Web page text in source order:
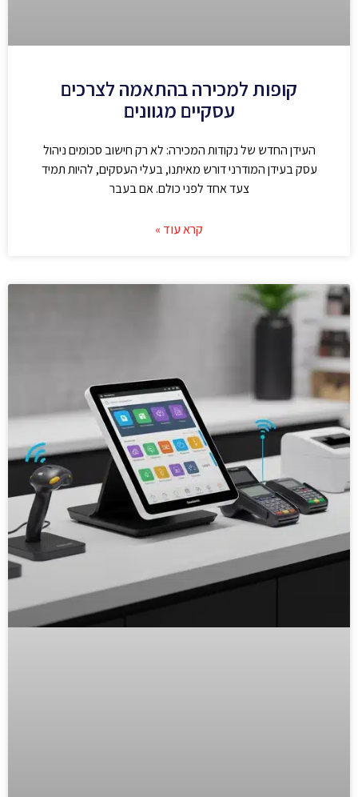
קופות למכירה בהתאמה לצרכים
עסקיים מגוונים
העידן החדש של נקודות המכירה: לא רק חישוב סכומים ניהול
עסק בעידן המודרני דורש מאיתנו, בעלי העסקים, להיות תמיד
צעד אחד לפני כולם. אם בעבר
קרא עוד »